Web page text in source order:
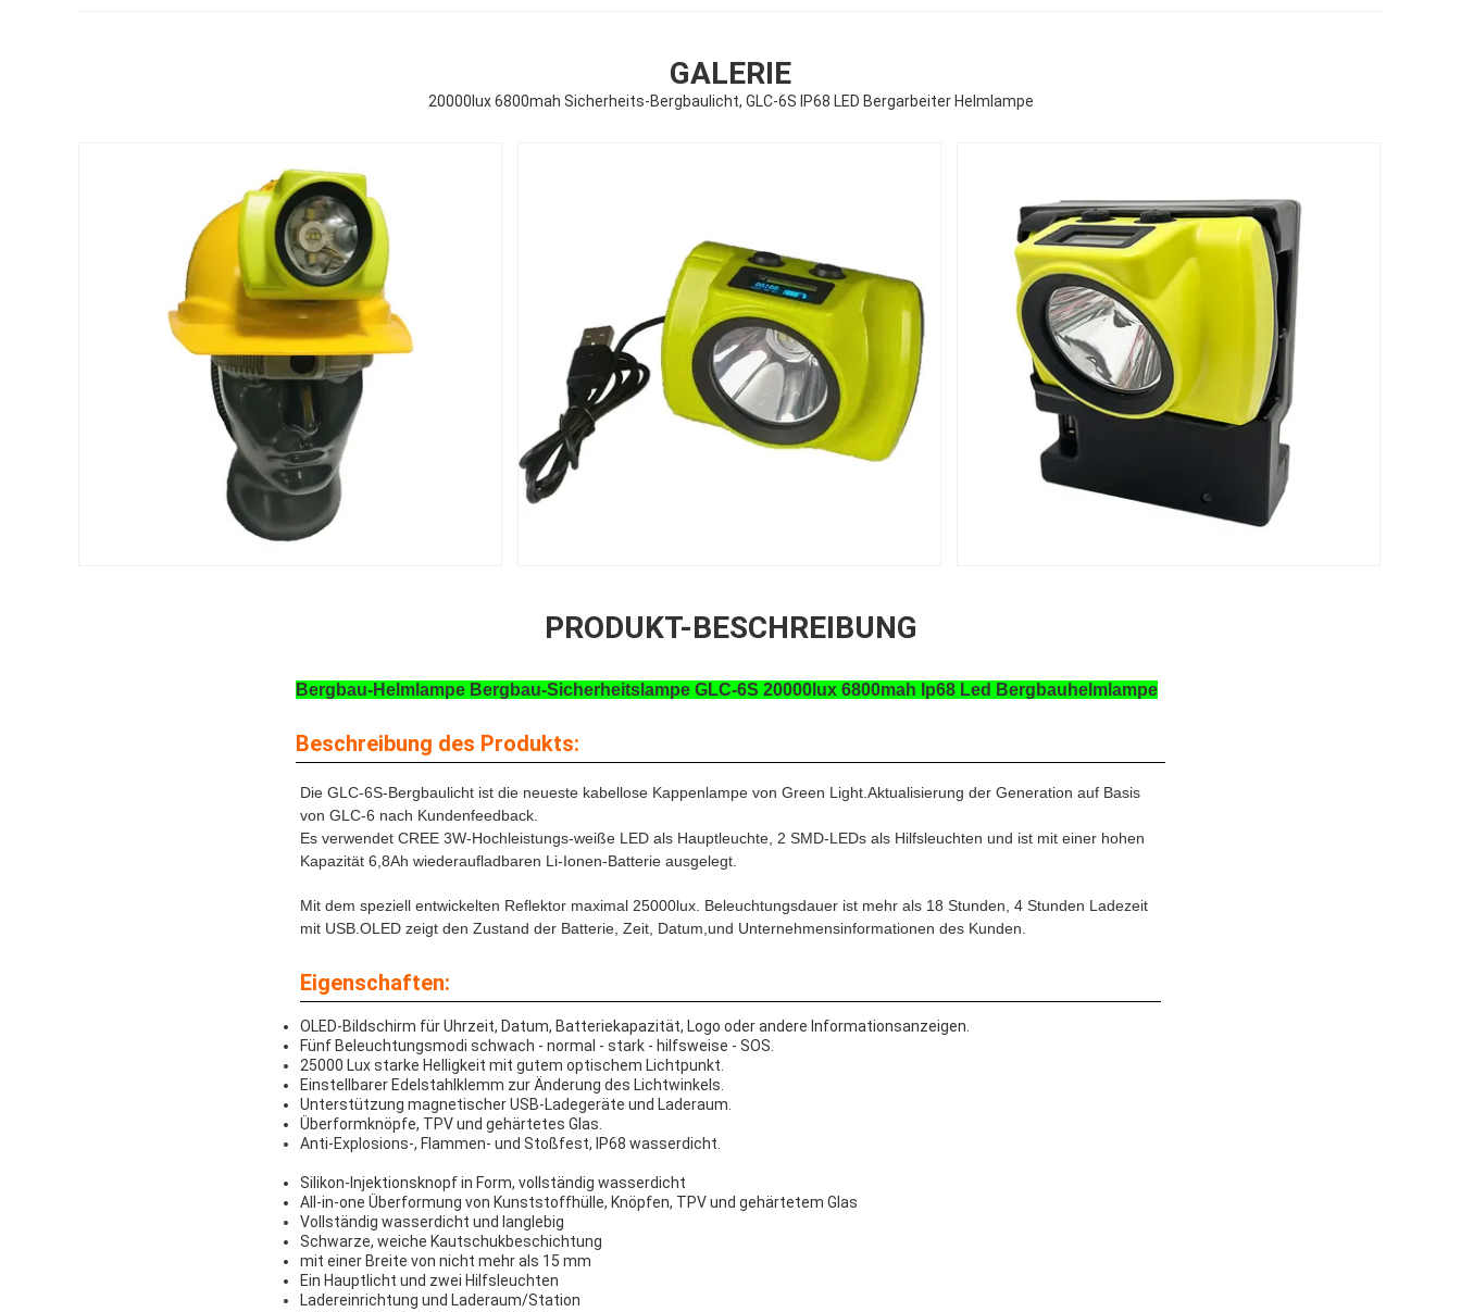
GALERIE
20000lux 6800mah Sicherheits-Bergbaulicht, GLC-6S IP68 LED Bergarbeiter Helmlampe
PRODUKT-BESCHREIBUNG
Bergbau-Helmlampe Bergbau-Sicherheitslampe GLC-6S 20000lux 6800mah Ip68 Led Bergbauhelmlampe
Beschreibung des Produkts:
Die GLC-6S-Bergbaulicht ist die neueste kabellose Kappenlampe von Green Light.Aktualisierung der Generation auf Basis
von GLC-6 nach Kundenfeedback.
Es verwendet CREE 3W-Hochleistungs-weiße LED als Hauptleuchte, 2 SMD-LEDs als Hilfsleuchten und ist mit einer hohen
Kapazität 6,8Ah wiederaufladbaren Li-Ionen-Batterie ausgelegt.
Mit dem speziell entwickelten Reflektor maximal 25000lux. Beleuchtungsdauer ist mehr als 18 Stunden, 4 Stunden Ladezeit
mit USB.OLED zeigt den Zustand der Batterie, Zeit, Datum,und Unternehmensinformationen des Kunden.
Eigenschaften:
OLED-Bildschirm für Uhrzeit, Datum, Batteriekapazität, Logo oder andere Informationsanzeigen.
Fünf Beleuchtungsmodi schwach - normal - stark - hilfsweise - SOS.
25000 Lux starke Helligkeit mit gutem optischem Lichtpunkt.
Einstellbarer Edelstahlklemm zur Änderung des Lichtwinkels.
Unterstützung magnetischer USB-Ladegeräte und Laderaum.
Überformknöpfe, TPV und gehärtetes Glas.
Anti-Explosions-, Flammen- und Stoßfest, IP68 wasserdicht.
Silikon-Injektionsknopf in Form, vollständig wasserdicht
All-in-one Überformung von Kunststoffhülle, Knöpfen, TPV und gehärtetem Glas
Vollständig wasserdicht und langlebig
Schwarze, weiche Kautschukbeschichtung
mit einer Breite von nicht mehr als 15 mm
Ein Hauptlicht und zwei Hilfsleuchten
Ladereinrichtung und Laderaum/Station